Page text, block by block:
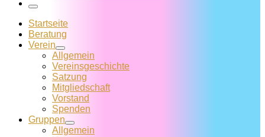
Menü
Startseite
Beratung
Verein
Allgemein
Vereins­geschichte
Satzung
Mitglied­schaft
Vorstand
Spenden
Gruppen
Allgemein